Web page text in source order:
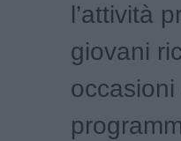
l’attività
giovani